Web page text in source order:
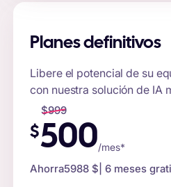
Planes definitivos
Libere el potencial de su
con nuestra solución de IA
$999
$500/mes*
Ahorra5988 $ | 6 meses